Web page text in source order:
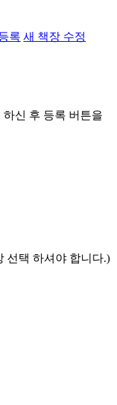
록 새 책장 수정
하신 후 등록 버튼을
선택 하셔야 합니다.)